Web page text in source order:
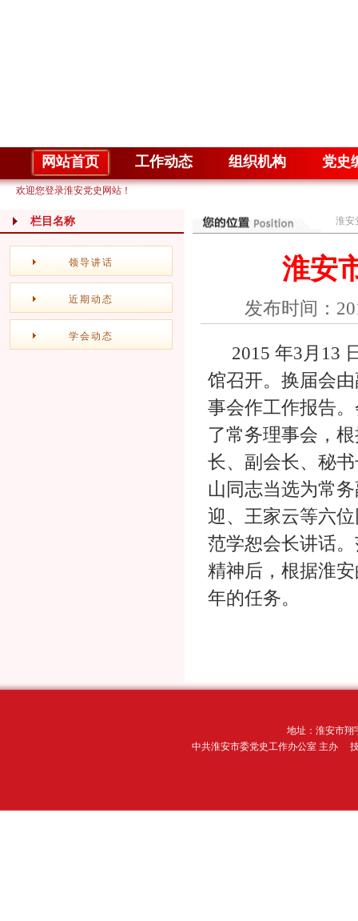
网站首页 工作动态 组织机构 党史
欢迎您登录淮安党史网站！
栏目名称
领导讲话
近期动态
学会动态
淮安
淮安
发布时间：
2015 年3月13
馆召开。换届会
事会作工作报告
了常务理事会，
长、副会长、秘
山同志当选为常
迎、王家云等六
范学恕会长讲话
精神后，根据淮
年的任务。
地址：淮安市翔
中共淮安市委党史工作办公室 主办